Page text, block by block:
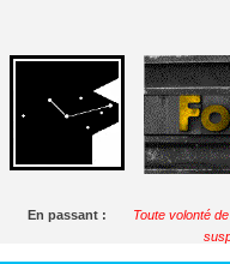
En passant :
Toute volonté